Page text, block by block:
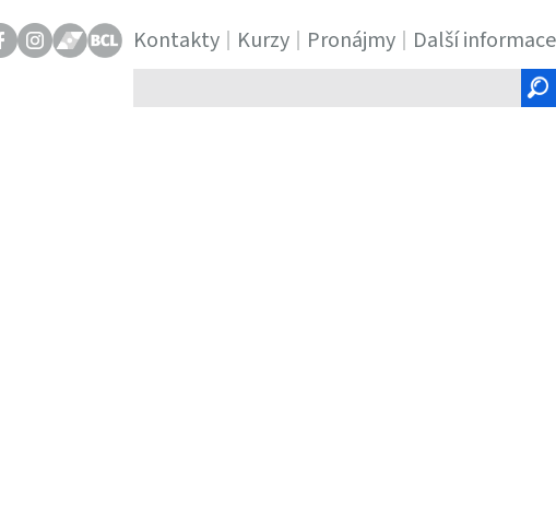
Kontakty Kurzy Pronájmy
Další informace
text